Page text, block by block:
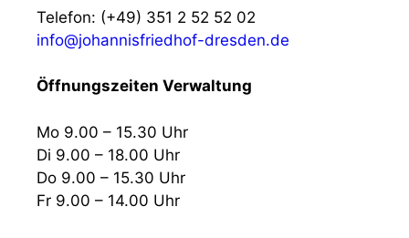
Telefon: (+49) 351 2 52 52 02
info@johannisfriedhof-dresden.de
Öffnungszeiten Verwaltung
Mo 9.00 – 15.30 Uhr
Di 9.00 – 18.00 Uhr
Do 9.00 – 15.30 Uhr
Fr 9.00 – 14.00 Uhr